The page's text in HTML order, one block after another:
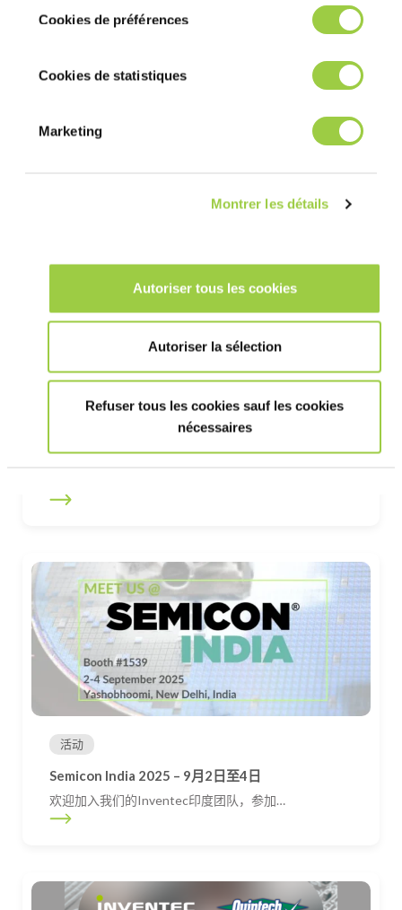
tout moment vos choix dans l'onglet Gérer
les cookies.​ ​ ​
Cookies de préférences
Cookies de statistiques
Marketing
Montrer les détails
Autoriser tous les cookies
Autoriser la sélection
Refuser tous les cookies sauf les cookies
nécessaires
Data Centre World Asia 2025
PCIM ASIA 2025
活动
Semicon India 2025 – 9月2日至4日
欢迎加入我们的Inventec印度团队，参加…